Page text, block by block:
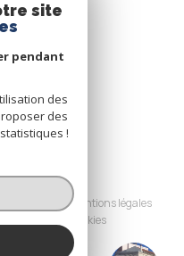
réservés
Mentions légales
Cookies
site
pendant
des
des
!